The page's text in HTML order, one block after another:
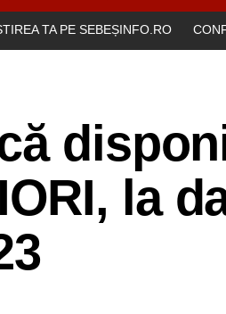
TA PE SEBEȘINFO.RO
la